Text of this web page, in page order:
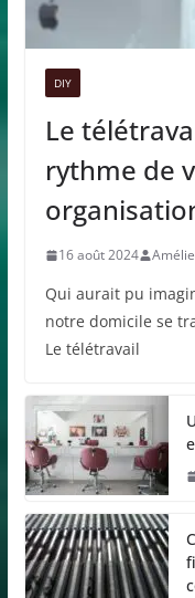
DIY
Le
rythme de
16 août 2024 Amélie
Qui aurait pu
notre domicile se
Le télétravail